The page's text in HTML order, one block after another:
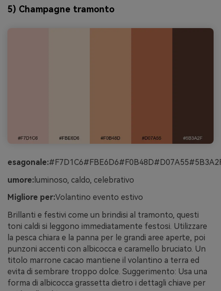
5) Champagne tramonto
esagonale:
umore: luminoso, caldo, celebrativo
Migliore per:Volantino evento estivo
Brillanti e festivi come un brindisi al tramonto, questi
toni caldi si leggono immediatamente festosi. Utilizzare
la pesca chiara e la panna per le grandi aree aperte, poi
punzoni accenti con albicocca e caramello bruciato. Un
titolo marrone cacao mantiene il volantino a terra ed
evita di sembrare troppo dolce. Suggerimento: Usa una
forma di albicocca grassetta dietro i dettagli chiave per